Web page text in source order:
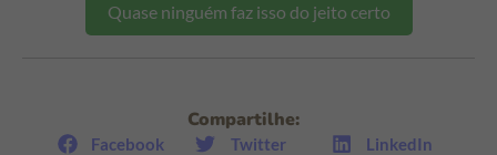
Quase ninguém faz isso do jeito certo
Compartilhe:
Facebook Twitter
LinkedIn